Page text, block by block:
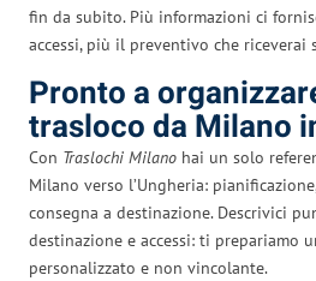
fin da subito. Più informazioni ci
accessi, più il preventivo che riceverai
Pronto a
trasloco da Milano
Con Traslochi Milano hai un solo
Milano verso l’Ungheria:
consegna a destinazione. Descrivici
destinazione e accessi: ti prepariamo
personalizzato e non vincolante.